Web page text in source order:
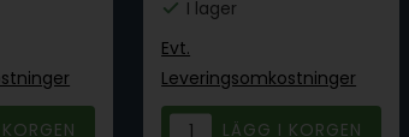
I lager
Evt.
Leveringsomkostninger